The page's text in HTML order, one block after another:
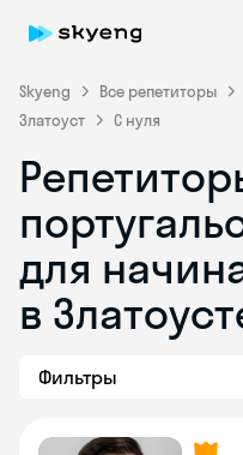
Skyeng Все репетиторы
Златоуст
С нуля
для
в
Фильтры
Skyeng Chat